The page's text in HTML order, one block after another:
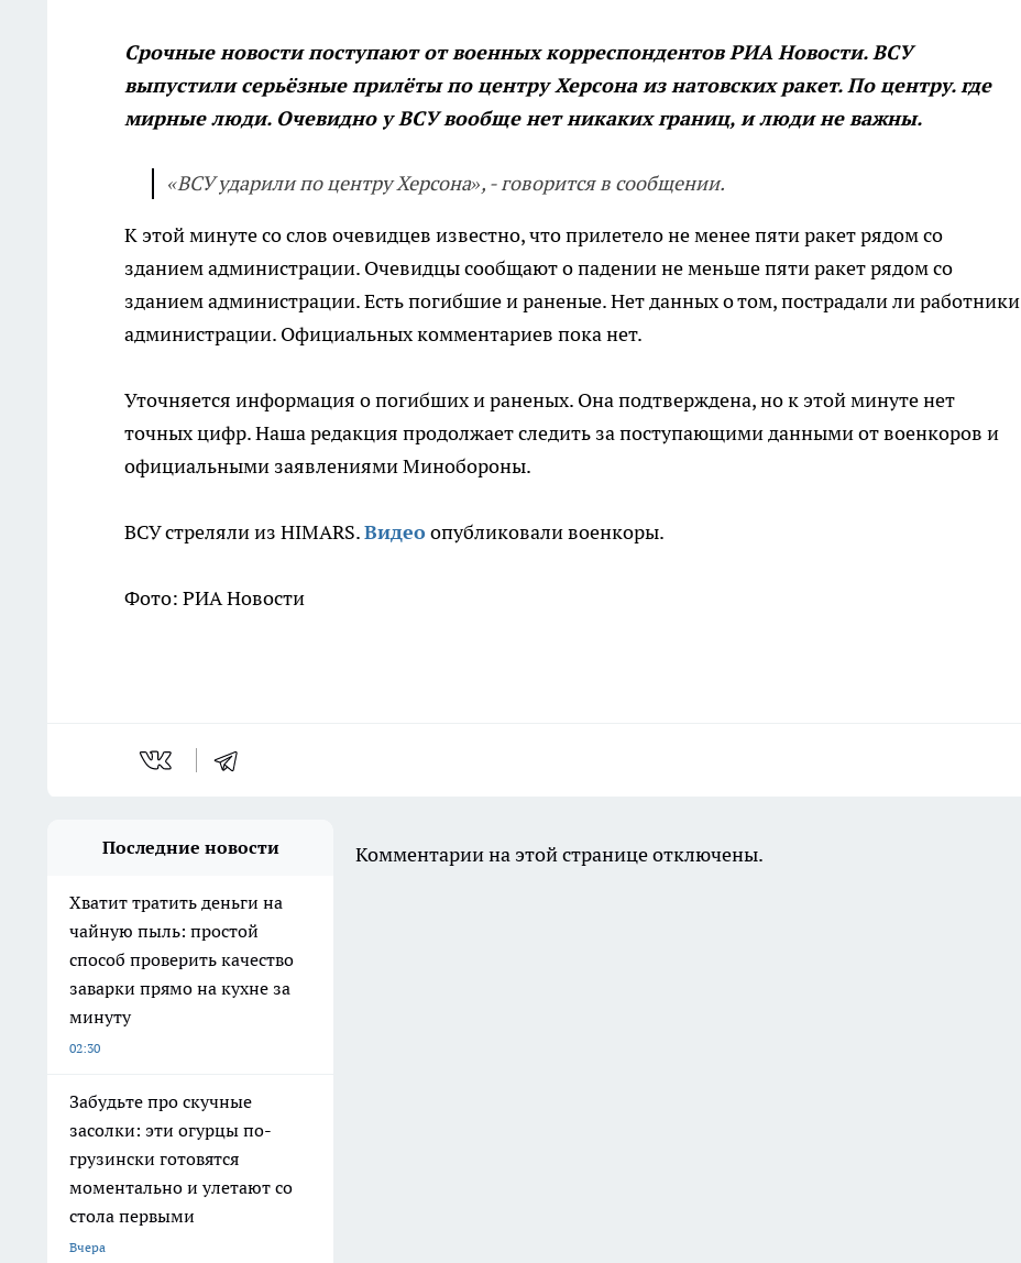
Срочные новости поступают от военных корреспондентов РИА Новости. ВСУ
выпустили серьёзные прилёты по центру Херсона из натовских ракет. По центру. где
мирные люди. Очевидно у ВСУ вообще нет никаких границ, и люди не важны.
«ВСУ ударили по центру Херсона», - говорится в сообщении.
К этой минуте со слов очевидцев известно, что прилетело не менее пяти ракет рядом со
зданием администрации. Очевидцы сообщают о падении не меньше пяти ракет рядом со
зданием администрации. Есть погибшие и раненые. Нет данных о том, пострадали ли работники
администрации. Официальных комментариев пока нет.
Уточняется информация о погибших и раненых. Она подтверждена, но к этой минуте нет
точных цифр. Наша редакция продолжает следить за поступающими данными от военкоров и
официальными заявлениями Минобороны.
ВСУ стреляли из HIMARS.Видеоопубликовали военкоры.
Фото: РИА Новости
Последние новости
Хватит тратить деньги на
чайную пыль: простой
способ проверить качество
заварки прямо на кухне за
минуту
02:30
Забудьте про скучные
засолки: эти огурцы по-
грузински готовятся
моментально и улетают со
стола первыми
Вчера
Комментарии на этой странице отключены.